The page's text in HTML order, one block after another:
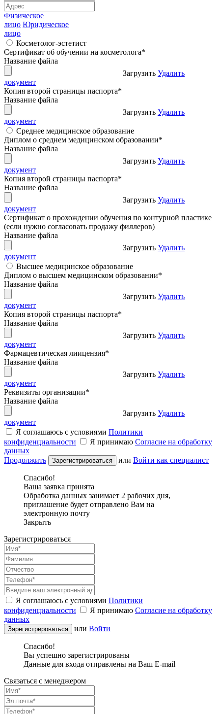
Физическое
лицо Юридическое
лицо
Косметолог-эстетист
Сертификат об обучении на косметолога*
Название файла
Загрузить Удалить
документ
Копия второй страницы паспорта*
Название файла
Загрузить Удалить
документ
Среднее медицинское образование
Диплом о среднем медицинском образовании*
Название файла
Загрузить Удалить
документ
Копия второй страницы паспорта*
Название файла
Загрузить Удалить
документ
Сертификат о прохождении обучения по контурной пластике
(если нужно согласовать продажу филлеров)
Название файла
Загрузить Удалить
документ
Высшее медицинское образование
Диплом о высшем медицинском образовании*
Название файла
Загрузить Удалить
документ
Копия второй страницы паспорта*
Название файла
Загрузить Удалить
документ
Фармацевтическая лиицензия*
Название файла
Загрузить Удалить
документ
Реквизиты организации*
Название файла
Загрузить Удалить
документ
Я соглашаюсь с условиями Политики
конфиденциальности
Я принимаю Согласие на обработку
данных
Продолжить
или Войти как специалист
Спасибо!
Ваша заявка принята
Обработка данных занимает 2 рабочих дня,
приглашение будет отправлено Вам на
электронную почту
Закрыть
Зарегистрироваться
Я соглашаюсь с условиями Политики
конфиденциальности
Я принимаю Согласие на обработку
данных
или Войти
Спасибо!
Вы успешно зарегистрированы
Данные для входа отправлены на Ваш E-mail
Связаться с менеджером